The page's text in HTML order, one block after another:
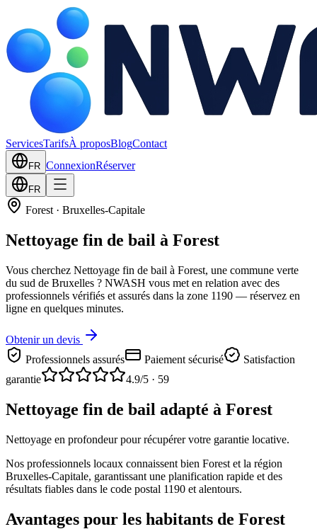
ServicesTarifsÀ proposBlogContact
FR ConnexionRéserver
FR
Forest · Bruxelles-Capitale
Nettoyage fin de bail à Forest
Vous cherchez Nettoyage fin de bail à Forest, une commune verte
du sud de Bruxelles ? NWASH vous met en relation avec des
professionnels vérifiés et assurés dans la zone 1190 — réservez en
ligne en quelques minutes.
Obtenir un devis
Professionnels assurés
Paiement sécurisé
Satisfaction
garantie
4.9/5 · 59
Nettoyage fin de bail adapté à Forest
Nettoyage en profondeur pour récupérer votre garantie locative.
Nos professionnels locaux connaissent bien Forest et la région
Bruxelles-Capitale, garantissant une planification rapide et des
résultats fiables dans le code postal 1190 et alentours.
Avantages pour les habitants de Forest